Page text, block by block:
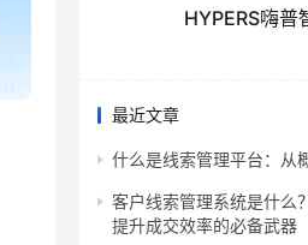
HYPERS嗨普
最近文章
什么是线索管理平台：从
客户线索管理系统是什么
提升成交效率的必备武器